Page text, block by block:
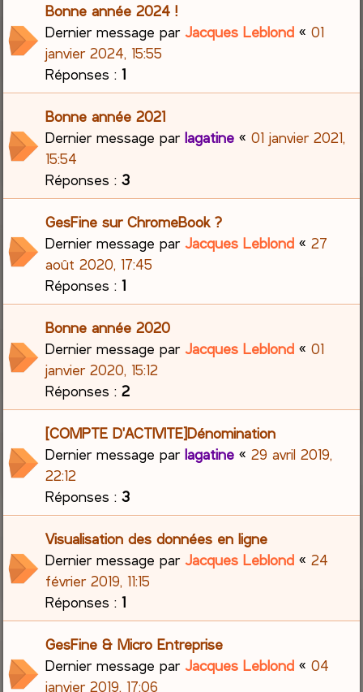
Bonne année 2024 !
Dernier message parJacques Leblond «01
janvier 2024, 15:55
Réponses :1
Bonne année 2021
Dernier message parlagatine «01 janvier 2021,
15:54
Réponses :3
GesFine sur ChromeBook ?
Dernier message parJacques Leblond «27
août 2020, 17:45
Réponses :1
Bonne année 2020
Dernier message parJacques Leblond «01
janvier 2020, 15:12
Réponses :2
[COMPTE D'ACTIVITE]Dénomination
Dernier message parlagatine «29 avril 2019,
22:12
Réponses :3
Visualisation des données en ligne
Dernier message parJacques Leblond «24
février 2019, 11:15
Réponses :1
GesFine & Micro Entreprise
Dernier message parJacques Leblond «04
janvier 2019, 17:06